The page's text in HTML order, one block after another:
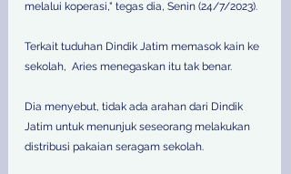
melalui koperasi," tegas dia, Senin (24/7/2023).
Terkait tuduhan Dindik Jatim memasok kain ke
sekolah,  Aries menegaskan itu tak benar.
Dia menyebut, tidak ada arahan dari Dindik
Jatim untuk menunjuk seseorang melakukan
distribusi pakaian seragam sekolah.